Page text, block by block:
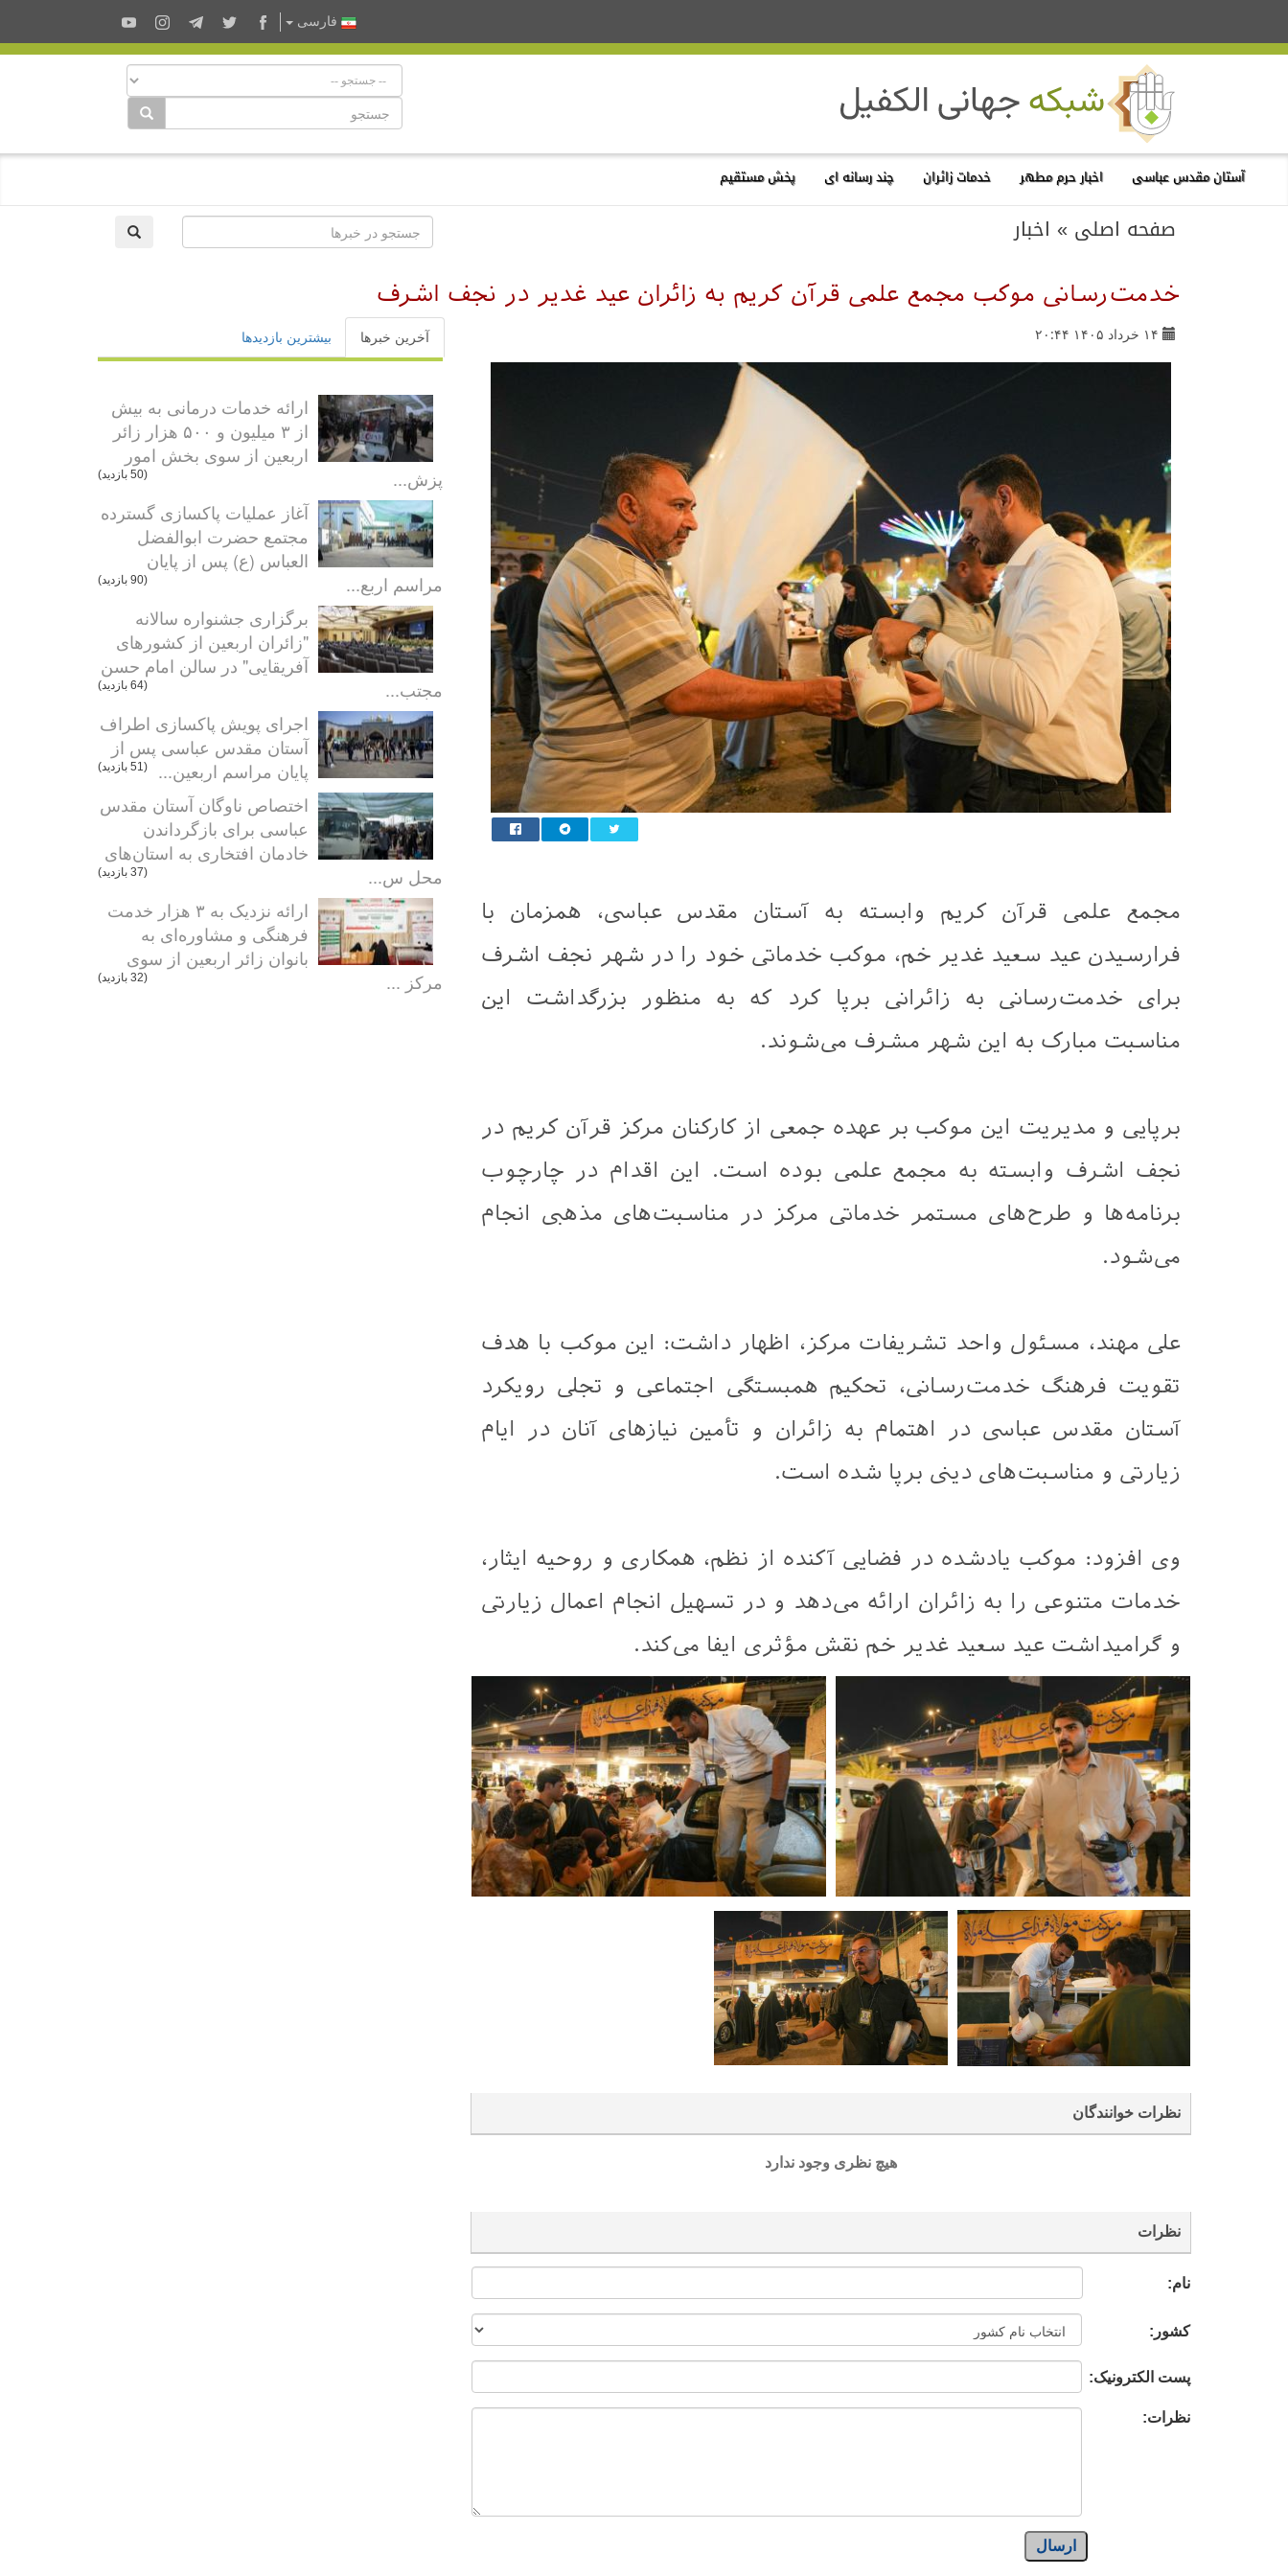
فارسى
آستان مقدس عباسی اخبار حرم مطهر خدمات زائران چند رسانه ای پخش مستقیم
صفحه اصلی » اخبار
خدمت‌رسانی موکب مجمع علمی قرآن کریم به زائران عید غدیر در نجف اشرف
۱۴ خرداد ۱۴۰۵ ۲۰:۴۴
مجمع علمی قرآن کریم وابسته به آستان مقدس عباسی، همزمان با
فرارسیدن عید سعید غدیر خم، موکب خدماتی خود را در شهر نجف اشرف
برای خدمت‌رسانی به زائرانی برپا کرد که به منظور بزرگداشت این
مناسبت مبارک به این شهر مشرف می‌شوند.
برپایی و مدیریت این موکب بر عهده جمعی از کارکنان مرکز قرآن کریم در
نجف اشرف وابسته به مجمع علمی بوده است. این اقدام در چارچوب
برنامه‌ها و طرح‌های مستمر خدماتی مرکز در مناسبت‌های مذهبی انجام
می‌شود.
علی مهند، مسئول واحد تشریفات مرکز، اظهار داشت: این موکب با هدف
تقویت فرهنگ خدمت‌رسانی، تحکیم همبستگی اجتماعی و تجلی رویکرد
آستان مقدس عباسی در اهتمام به زائران و تأمین نیازهای آنان در ایام
زیارتی و مناسبت‌های دینی برپا شده است.
وی افزود: موکب یادشده در فضایی آکنده از نظم، همکاری و روحیه ایثار،
خدمات متنوعی را به زائران ارائه می‌دهد و در تسهیل انجام اعمال زیارتی
و گرامیداشت عید سعید غدیر خم نقش مؤثری ایفا می‌کند.
نظرات خوانندگان
هیچ نظری وجود ندارد
نظرات
نام:
کشور:
پست الکترونیک:
نظرات:
ارسال
آخرین خبرها بیشترین بازدیدها
ارائه خدمات درمانی به بیش
از ۳ میلیون و ۵۰۰ هزار زائر
اربعین از سوی بخش امور
پزش...
(50 بازدید)
آغاز عملیات پاکسازی گسترده
مجتمع حضرت ابوالفضل
العباس (ع) پس از پایان
مراسم اربع...
(90 بازدید)
برگزاری جشنواره سالانه
"زائران اربعین از کشورهای
آفریقایی" در سالن امام حسن
مجتب...
(64 بازدید)
اجرای پویش پاکسازی اطراف
آستان مقدس عباسی پس از
پایان مراسم اربعین...
(51 بازدید)
اختصاص ناوگان آستان مقدس
عباسی برای بازگرداندن
خادمان افتخاری به استان‌های
محل س...
(37 بازدید)
ارائه نزدیک به ۳ هزار خدمت
فرهنگی و مشاوره‌ای به
بانوان زائر اربعین از سوی
مرکز ...
(32 بازدید)